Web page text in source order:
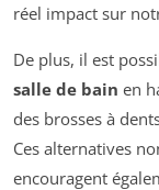
réel impact sur
De plus, il est
salle de bain en
des brosses à
Ces alternatives
encouragent